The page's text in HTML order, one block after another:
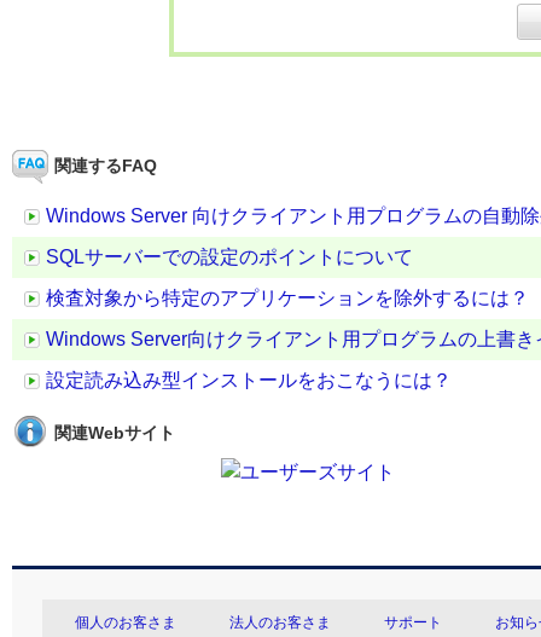
関連するFAQ
Windows Server 向けクライアント用プログラムの自動
SQLサーバーでの設定のポイントについて
検査対象から特定のアプリケーションを除外するには？
Windows Server向けクライアント用プログラムの上書
設定読み込み型インストールをおこなうには？
関連Webサイト
個人のお客さま 法人のお客さま サポート お知